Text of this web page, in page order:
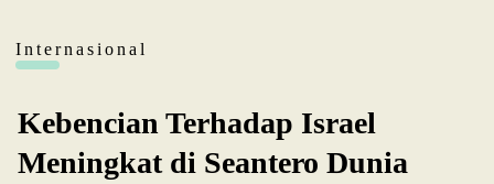
Internasional
Kebencian Terhadap Israel
Meningkat di Seantero Dunia